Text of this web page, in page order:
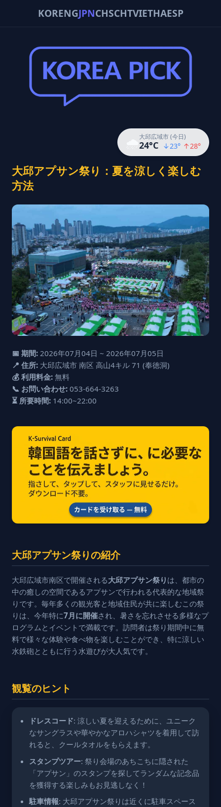
KORENGJPNCHSCHTVIETHAESP
大邱広域市 (今日)
24°C ↓23° ↑28°
大邱アプサン祭り：夏を涼しく楽しむ
方法
📅 期間: 2026年07月04日 ~ 2026年07月05日
📍 住所: 大邱広域市 南区 高山4キル 71 (奉徳洞)
💰 利用料金: 無料
📞 お問い合わせ: 053-664-3263
⏳ 所要時間: 14:00~22:00
大邱アプサン祭りの紹介
大邱広域市南区で開催される大邱アプサン祭り は、都市の
中の癒しの空間であるアプサンで行われる代表的な地域祭
りです。毎年多くの観光客と地域住民が共に楽しむこの祭
りは、今年特に7月に開催され、暑さを忘れさせる多様なプ
ログラムとイベントで満載です。訪問者は祭り期間中に無
料で様々な体験や食べ物を楽しむことができ、特に涼しい
水鉄砲とともに行う水遊びが大人気です。
観覧のヒント
ドレスコード: 涼しい夏を迎えるために、ユニーク
なサングラスや華やかなアロハシャツを着用して訪
れると、クールタオルをもらえます。
スタンプツアー: 祭り会場のあちこちに隠された
「アプサン」のスタンプを探してランダムな記念品
を獲得する楽しみもお見逃しなく！
駐車情報: 大邱アプサン祭りは近くに駐車スペース